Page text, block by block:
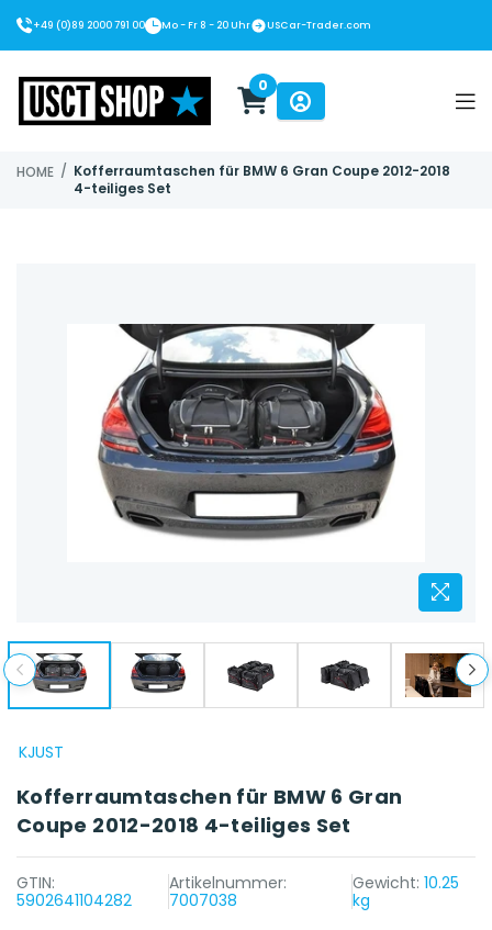
+49 (0)89 2000 791 00 Mo - Fr 8 - 20 Uhr USCar-Trader.com
0
HOME / Kofferraumtaschen für BMW 6 Gran Coupe 2012-2018
4-teiliges Set
KJUST
Kofferraumtaschen für BMW 6 Gran
Coupe 2012-2018 4-teiliges Set
GTIN:
5902641104282
Artikelnummer:
7007038
Gewicht: 10.25
kg